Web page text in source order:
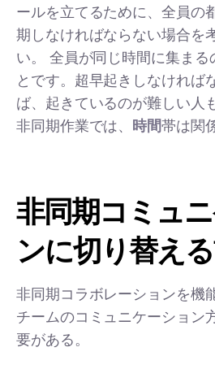
ールを立てるために、全員の
期しなければならない場合を
い。 全員が同じ時間に集まる
とです。超早起きしなければ
ば、起きているのが難しい人
非同期作業では、 時間帯は関
非同期コミュ
ンに切り替え
非同期コラボレーションを機
チームのコミュニケーション
要がある。